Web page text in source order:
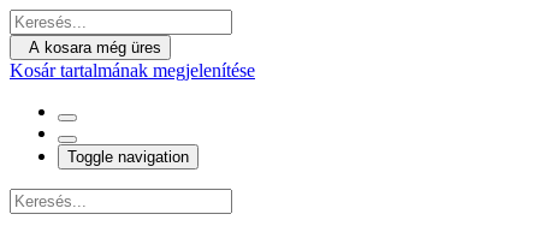
A kosara még üres
Kosár tartalmának megjelenítése
Toggle navigation